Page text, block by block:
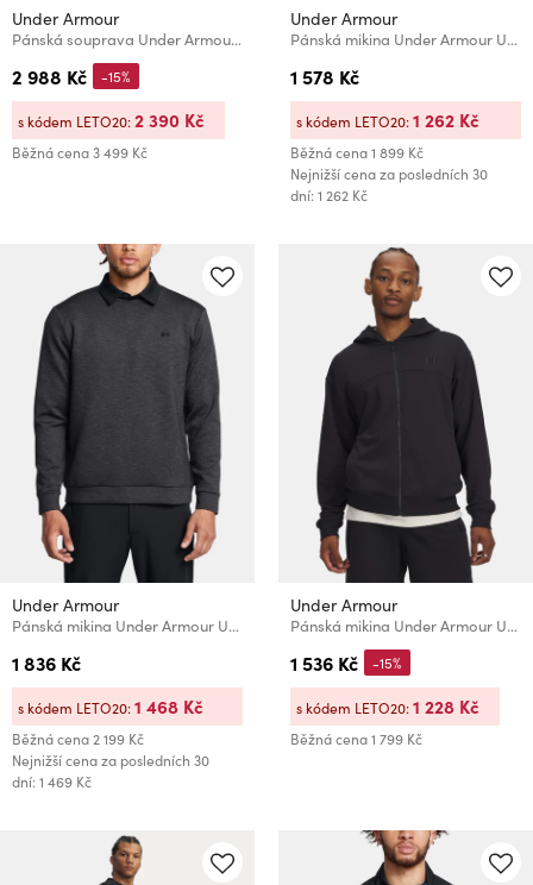
Under Armour
Pánská souprava Under Armour UA M Challenger Pro Trcksuit-BLU
2 988 Kč
Běžná cena3 499 Kč
-15%
s kódem LETO20:2 390 Kč
Under Armour
Pánská mikina Under Armour UA Rival Terry Graphic Hood
1 578 Kč
Běžná cena1 899 Kč
Nejnižší cena za posledních 30
dní: 1 262 Kč
s kódem LETO20:1 262 Kč
Under Armour
Pánská mikina Under Armour UA Drive Midlayer Crew
1 836 Kč
Běžná cena2 199 Kč
Nejnižší cena za posledních 30
dní: 1 469 Kč
s kódem LETO20:1 468 Kč
Under Armour
Pánská mikina Under Armour UA Rival LW FZ-BLK
1 536 Kč
Běžná cena1 799 Kč
-15%
s kódem LETO20:1 228 Kč